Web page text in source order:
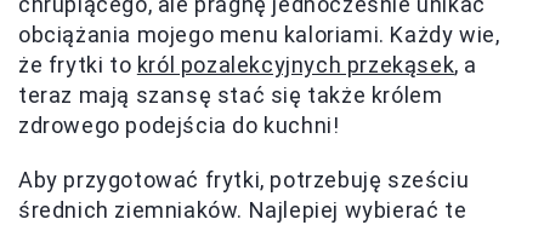
obciążania mojego menu kaloriami. Każdy wie,
że frytki to król pozalekcyjnych przekąsek, a
teraz mają szansę stać się także królem
zdrowego podejścia do kuchni!
Aby przygotować frytki, potrzebuję sześciu
średnich ziemniaków. Najlepiej wybierać te